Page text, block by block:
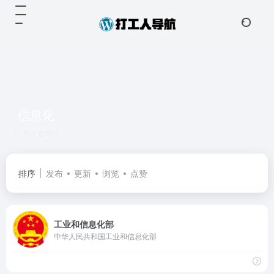
排序 发布 更新 浏览 点赞
工业和信息化部
中华人民共和国工业和信息化部